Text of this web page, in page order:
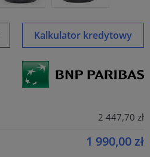
Kalkulator kredytowy
2 447,70 zł
1 990,00 zł